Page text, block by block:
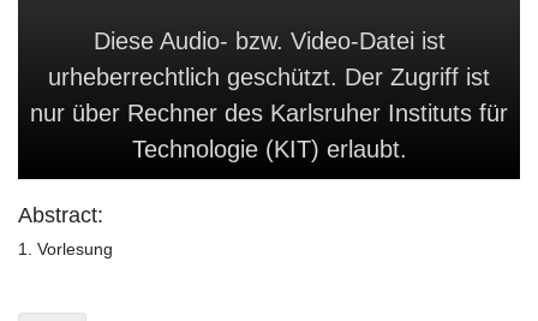
Diese Audio- bzw. Video-Datei ist
urheberrechtlich geschützt. Der Zugriff ist
nur über Rechner des Karlsruher Instituts für
Technologie (KIT) erlaubt.
Abstract:
1. Vorlesung